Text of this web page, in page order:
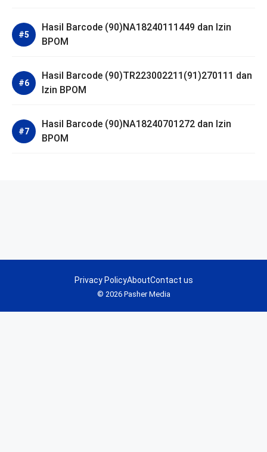
Hasil Barcode (90)NA18240111449 dan Izin
BPOM
Hasil Barcode (90)TR223002211(91)270111 dan
Izin BPOM
Hasil Barcode (90)NA18240701272 dan Izin
BPOM
© 2026 Pasher Media
Privacy PolicyAboutContact us